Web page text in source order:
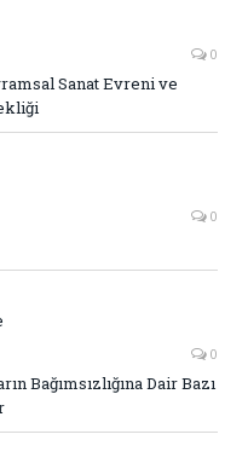
0
Sanat Evreni ve
0
0
Bağımsızlığına Dair Bazı